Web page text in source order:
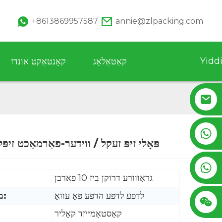
+8613869957587 annie@zlpacking.com
קאָנטאַקט אונדז קאַטאַלאָג
פּאָלי זיפּ זעקל / ווידער-פאַרמאַכט
גראַווורע דרוקן ביז 10 פארבן
מאַטעריאַל:
לדפּע לדפּע הדפּע פּאָ עוואַ
קאַסטאַמייזד קאָליר